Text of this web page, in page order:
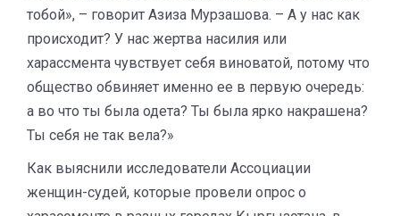
тобой», – ​говорит Азиза Мурзашова. – А у нас как
происходит? У нас жертва насилия или
харассмента чувствует себя виноватой, потому что
общество обвиняет именно ее в первую очередь:
а во что ты была одета? Ты была ярко накрашена?
Ты себя не так вела?»
Как выяснили исследователи Ассоциации
женщин-судей, которые провели опрос о